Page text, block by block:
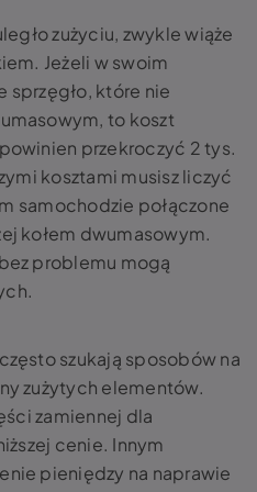
zużyciu, zwykle wiąże
Jeżeli w swoim
sprzęgło, które nie
to koszt
przekroczyć 2 tys.
kosztami musisz liczyć
samochodzie połączone
kołem dwumasowym.
problemu mogą
szukają sposobów na
zużytych elementów.
zamiennej dla
cenie. Innym
pieniędzy na naprawie